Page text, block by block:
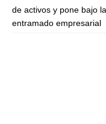
de activos y pone bajo
entramado empresarial